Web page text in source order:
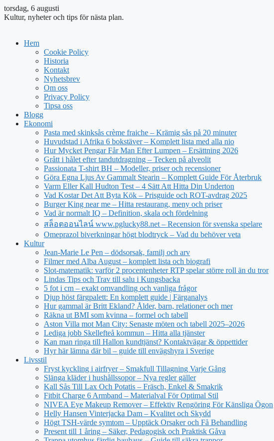
torsdag, 6 augusti
Kultur, nyheter och tips för nästa plan.
Hem
Cookie Policy
Historia
Kontakt
Nyhetsbrev
Om oss
Privacy Policy
Tipsa oss
Blogg
Ekonomi
Pasta med skinksås crème fraiche – Krämig sås på 20 minuter
Huvudstad i Afrika 6 bokstäver – Komplett lista med alla nio
Hur Mycket Pengar Får Man Efter Lumpen – Ersättning 2026
Grått i hålet efter tandutdragning – Tecken på alveolit
Passionata T-shirt BH – Modeller, priser och recensioner
Göra Egna Ljus Av Gammalt Stearin – Komplett Guide För Återbruk
Varm Eller Kall Hudton Test – 4 Sätt Att Hitta Din Underton
Vad Kostar Det Att Byta Kök – Prisguide och ROT-avdrag 2025
Burger King near me – Hitta restaurang, meny och priser
Vad är normalt IQ – Definition, skala och fördelning
สล็อตออนไลน์ www.pglucky88.net – Recension för svenska spelare
Omeprazol biverkningar högt blodtryck – Vad du behöver veta
Kultur
Jean‑Marie Le Pen – dödsorsak, familj och arv
Filmer med Alba August – komplett lista och biografi
Slot-matematik: varför 2 procentenheter RTP spelar större roll än du tror
Lindas Tips och Trav till salu i Kungsbacka
5 fot i cm – exakt omvandling och vanliga frågor
Djup höst färgpalett: En komplett guide | Färganalys
Hur gammal är Britt Ekland? Ålder, barn, relationer och mer
Räkna ut BMI som kvinna – formel och tabell
Aston Villa mot Man City: Senaste möten och tabell 2025–2026
Lediga jobb Skellefteå kommun – Hitta alla tjänster
Kan man ringa till Hallon kundtjänst? Kontaktvägar & öppettider
Hyr här lämna där bil – guide till envägshyra i Sverige
Livsstil
Fryst kyckling i airfryer – Smakfull Tillagning Varje Gång
Slänga kläder i hushållssopor – Nya regler gäller
Kall Sås Till Lax Och Potatis – Fräsch, Enkel & Smakrik
Fitbit Charge 6 Armband – Materialval För Optimal Stil
NIVEA Eye Makeup Remover – Effektiv Rengöring För Känsliga Ögon
Helly Hansen Vinterjacka Dam – Kvalitet och Skydd
Högt TSH-värde symtom – Upptäck Orsaker och Få Behandling
Present till 1 åring – Säker, Pedagogisk och Praktisk Gåva